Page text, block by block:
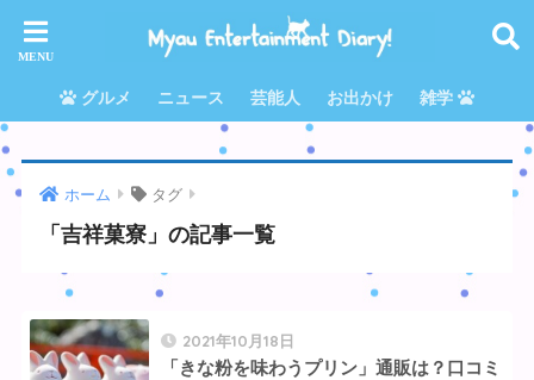
グルメ ニュース 芸能人 お出かけ 雑学
ホーム タグ
「吉祥菓寮」の記事一覧
2021年10月18日
「きな粉を味わうプリン」通販は？口コミ